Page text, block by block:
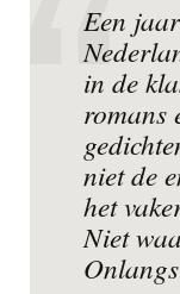
Een
in de
romans
niet de
het
Niet